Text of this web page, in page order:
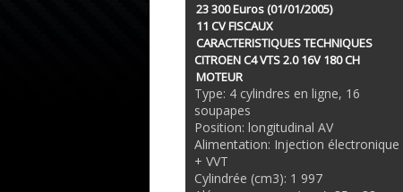
23 300 Euros (01/01/2005)
11 CV FISCAUX
CARACTERISTIQUES TECHNIQUES
CITROEN C4 VTS 2.0 16V 180 CH
MOTEUR
Type: 4 cylindres en ligne, 16
soupapes
Position: longitudinal AV
Alimentation: Injection électronique
+ VVT
Cylindrée (cm3): 1 997